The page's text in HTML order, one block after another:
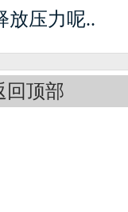
放压力呢..
回顶部